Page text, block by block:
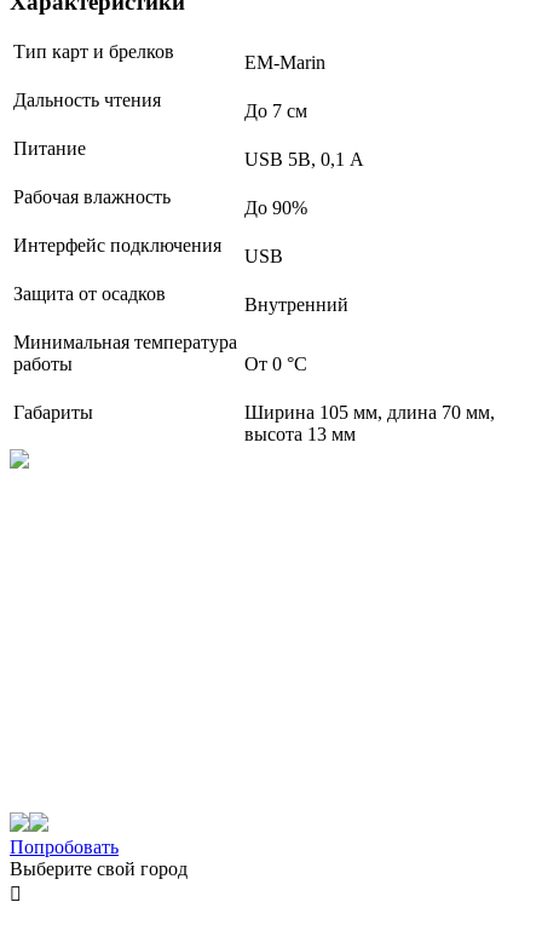
Тип карт и брелков
EM-Marin
Дальность чтения
До 7 см
Питание
USB 5В, 0,1 А
Рабочая влажность
До 90%
Интерфейс подключения
USB
Защита от осадков
Внутренний
Минимальная температура
работы
От 0 °С
Габариты
Ширина 105 мм, длина 70 мм,
высота 13 мм
Попробовать
Выберите свой город
